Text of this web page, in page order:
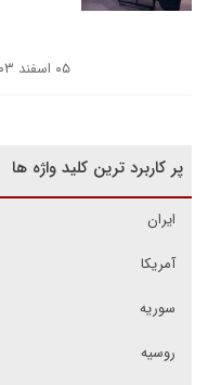
۰۵ اسفند ۱۴۰۳
پر کاربرد ترین کلید واژه ها
ایران
آمریکا
سوریه
روسیه